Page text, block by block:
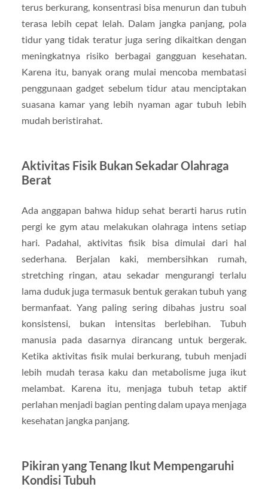
terus berkurang, konsentrasi bisa menurun dan tubuh
terasa lebih cepat lelah. Dalam jangka panjang, pola
tidur yang tidak teratur juga sering dikaitkan dengan
meningkatnya risiko berbagai gangguan kesehatan.
Karena itu, banyak orang mulai mencoba membatasi
penggunaan gadget sebelum tidur atau menciptakan
suasana kamar yang lebih nyaman agar tubuh lebih
mudah beristirahat.
Aktivitas Fisik Bukan Sekadar Olahraga
Berat
Ada anggapan bahwa hidup sehat berarti harus rutin
pergi ke gym atau melakukan olahraga intens setiap
hari. Padahal, aktivitas fisik bisa dimulai dari hal
sederhana. Berjalan kaki, membersihkan rumah,
stretching ringan, atau sekadar mengurangi terlalu
lama duduk juga termasuk bentuk gerakan tubuh yang
bermanfaat. Yang paling sering dibahas justru soal
konsistensi, bukan intensitas berlebihan. Tubuh
manusia pada dasarnya dirancang untuk bergerak.
Ketika aktivitas fisik mulai berkurang, tubuh menjadi
lebih mudah terasa kaku dan metabolisme juga ikut
melambat. Karena itu, menjaga tubuh tetap aktif
perlahan menjadi bagian penting dalam upaya menjaga
kesehatan jangka panjang.
Pikiran yang Tenang Ikut Mempengaruhi
Kondisi Tubuh